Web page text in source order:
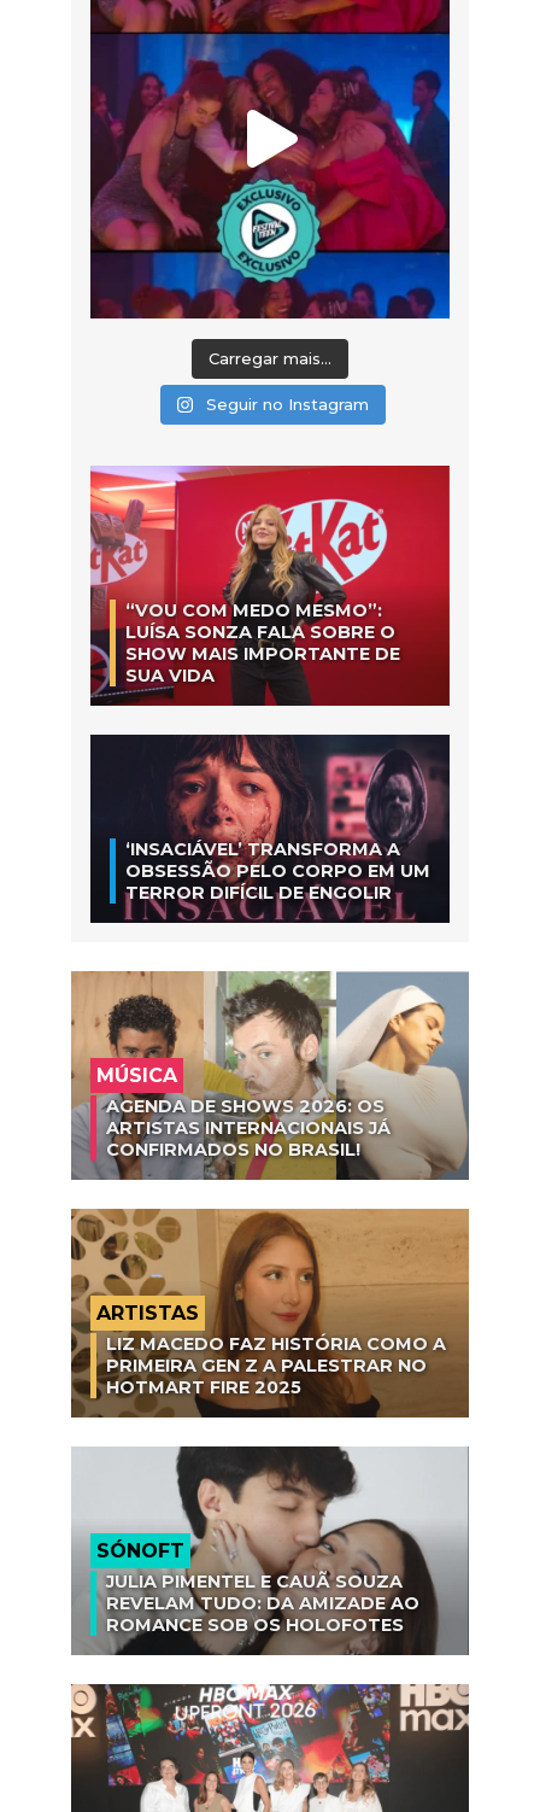
Carregar mais...
Seguir no Instagram
“VOU COM MEDO MESMO”:
LUÍSA SONZA FALA SOBRE O
SHOW MAIS IMPORTANTE DE
SUA VIDA
‘INSACIÁVEL’ TRANSFORMA A
OBSESSÃO PELO CORPO EM UM
TERROR DIFÍCIL DE ENGOLIR
MÚSICA
AGENDA DE SHOWS 2026: OS
ARTISTAS INTERNACIONAIS JÁ
CONFIRMADOS NO BRASIL!
ARTISTAS
LIZ MACEDO FAZ HISTÓRIA COMO A
PRIMEIRA GEN Z A PALESTRAR NO
HOTMART FIRE 2025
SÓNOFT
JULIA PIMENTEL E CAUÃ SOUZA
REVELAM TUDO: DA AMIZADE AO
ROMANCE SOB OS HOLOFOTES